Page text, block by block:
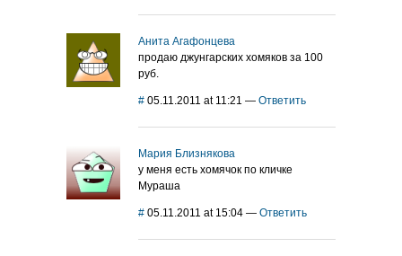
Анита Агафонцева
продаю джунгарских хомяков за 100
руб.
# 05.11.2011 at 11:21 — Ответить
Мария Близнякова
у меня есть хомячок по кличке
Мураша
# 05.11.2011 at 15:04 — Ответить